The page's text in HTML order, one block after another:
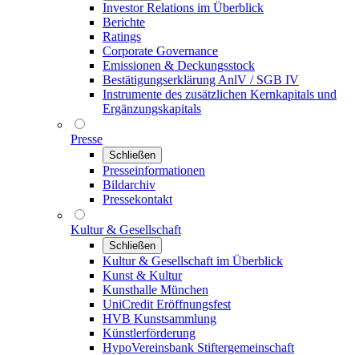
Investor Relations im Überblick
Berichte
Ratings
Corporate Governance
Emissionen & Deckungsstock
Bestätigungserklärung AnlV / SGB IV
Instrumente des zusätzlichen Kernkapitals und
Ergänzungskapitals
Presse
Schließen
Presseinformationen
Bildarchiv
Pressekontakt
Kultur & Gesellschaft
Schließen
Kultur & Gesellschaft im Überblick
Kunst & Kultur
Kunsthalle München
UniCredit Eröffnungsfest
HVB Kunstsammlung
Künstlerförderung
HypoVereinsbank Stiftergemeinschaft